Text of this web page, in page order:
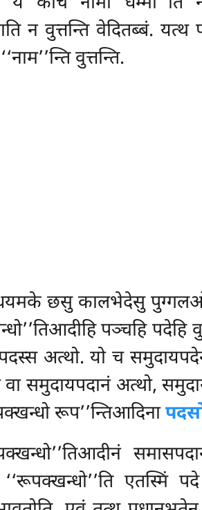
न वुत्तन्ति वेदितब्बं.
वुत्तन्ति.
छसु कालभेदेसु
पञ्चहि
अत्थो. यो च
समुदायपदानं अत्थो,
रूप’’न्तिआदिना
एतस्मिं